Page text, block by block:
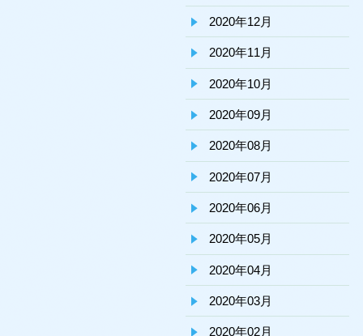
2020年12月
2020年11月
2020年10月
2020年09月
2020年08月
2020年07月
2020年06月
2020年05月
2020年04月
2020年03月
2020年02月